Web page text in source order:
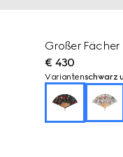
Großer Fächer
€ 430
Variantenschwarz